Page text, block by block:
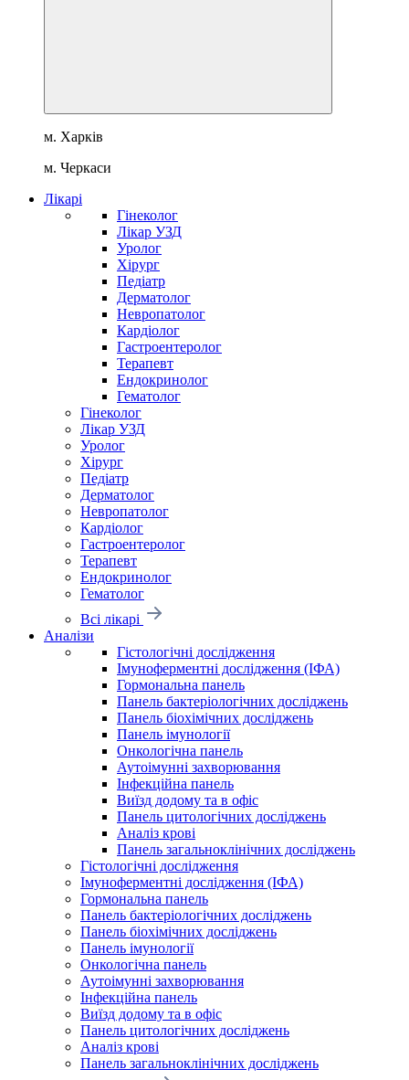
м. Харків
м. Черкаси
Лікарі
Гінеколог
Лікар УЗД
Уролог
Хірург
Педіатр
Дерматолог
Невропатолог
Кардіолог
Гастроентеролог
Терапевт
Ендокринолог
Гематолог
Гінеколог
Лікар УЗД
Уролог
Хірург
Педіатр
Дерматолог
Невропатолог
Кардіолог
Гастроентеролог
Терапевт
Ендокринолог
Гематолог
Всі лікарі
Аналізи
Гістологічні дослідження
Імуноферментні дослідження (ІФА)
Гормональна панель
Панель бактеріологічних досліджень
Панель біохімічних досліджень
Панель імунології
Онкологічна панель
Аутоімунні захворювання
Інфекційна панель
Виїзд додому та в офіс
Панель цитологічних досліджень
Аналіз крові
Панель загальноклінічних досліджень
Гістологічні дослідження
Імуноферментні дослідження (ІФА)
Гормональна панель
Панель бактеріологічних досліджень
Панель біохімічних досліджень
Панель імунології
Онкологічна панель
Аутоімунні захворювання
Інфекційна панель
Виїзд додому та в офіс
Панель цитологічних досліджень
Аналіз крові
Панель загальноклінічних досліджень